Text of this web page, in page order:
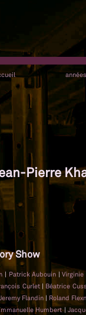
années
Pierre
Show
| Patrick Aubouin |
Curlet | Béatrice
Flandin | Roland
Humbert|